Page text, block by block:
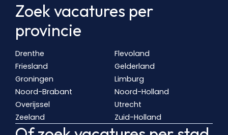
Zoek vacatures per
provincie
Drenthe
Flevoland
Friesland
Gelderland
Groningen
Limburg
Noord-Brabant
Noord-Holland
Overijssel
Utrecht
Zeeland
Zuid-Holland